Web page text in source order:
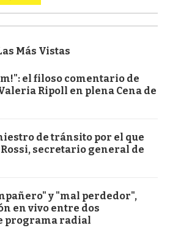
Más Vistas
el filoso comentario de
Ripoll en plena Cena de
de tránsito por el que
secretario general de
y "mal perdedor",
en vivo entre dos
programa radial